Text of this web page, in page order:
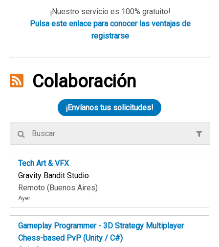
¡Nuestro servicio es 100% gratuito!
Pulsa este enlace para conocer las ventajas de
registrarse
Colaboración
¡Envíanos tus solicitudes!
Tech Art & VFX
Gravity Bandit Studio
Remoto (Buenos Aires)
Ayer
Gameplay Programmer - 3D Strategy Multiplayer
Chess-based PvP (Unity / C#)